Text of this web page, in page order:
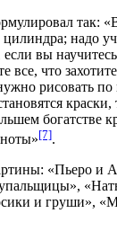
так:
надо
вы
все, что
рисовать
краски,
богатстве
[7].
«Пьеро и
и груши»,